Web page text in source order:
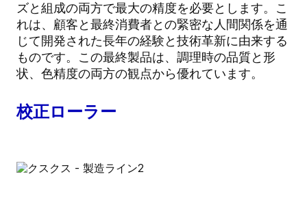
ズと組成の両方で最大の精度を必要とします。こ
れは、顧客と最終消費者との緊密な人間関係を通
じて開発された長年の経験と技術革新に由来する
ものです。この最終製品は、調理時の品質と形
状、色精度の両方の観点から優れています。
校正ローラー